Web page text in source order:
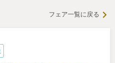
フェア一覧に戻る